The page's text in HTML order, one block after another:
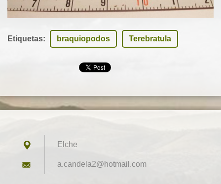
Etiquetas: braquiopodos Terebratula
Elche
a.candel a2@hotmail.com